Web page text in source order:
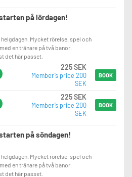
på lördagen!
Mycket rörelse, spel och
en tränare på två banor.
det här passet.
225 SEK
Member’s price 200
SEK
BOOK
225 SEK
Member’s price 200
SEK
BOOK
på söndagen!
Mycket rörelse, spel och
en tränare på två banor.
det här passet.